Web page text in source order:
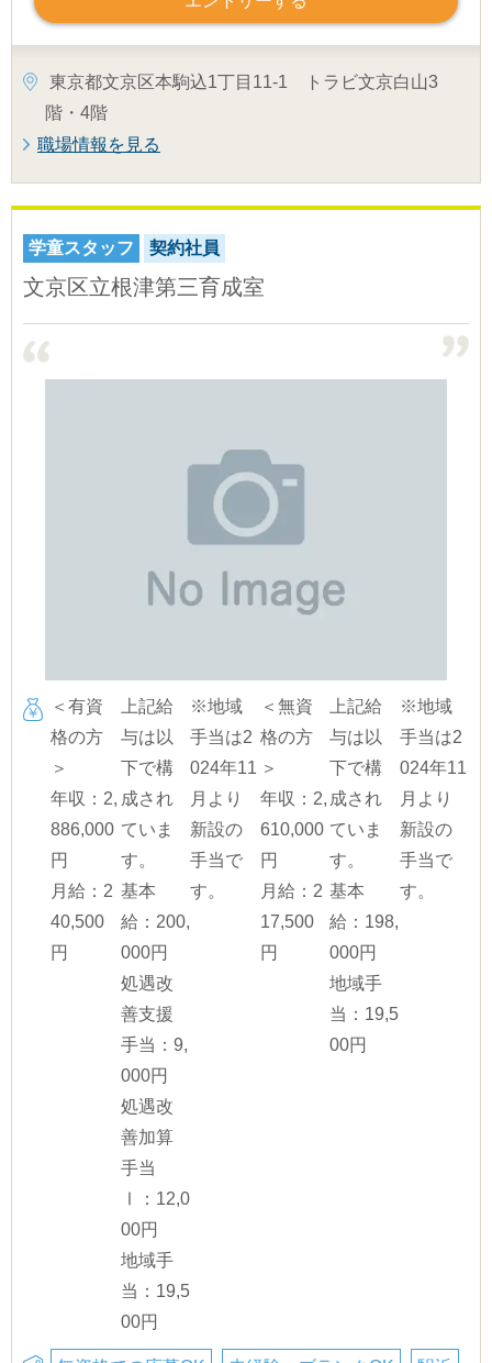
東京都文京区本駒込1丁目11-1 トラビ文京白山3
階・4階
職場情報を見る
学童スタッフ 契約社員
文京区立根津第三育成室
＜有資
格の方
＞
年収：2,
886,000
円
月給：2
40,500
円
上記給
与は以
下で構
成され
ていま
す。
基本
給：200,
000円
処遇改
善支援
手当：9,
000円
処遇改
善加算
手当
Ⅰ：12,0
00円
地域手
当：19,5
00円
※地域
手当は2
024年11
月より
新設の
手当で
す。
＜無資
格の方
＞
年収：2,
610,000
円
月給：2
17,500
円
上記給
与は以
下で構
成され
ていま
す。
基本
給：198,
000円
地域手
当：19,5
00円
※地域
手当は2
024年11
月より
新設の
手当で
す。